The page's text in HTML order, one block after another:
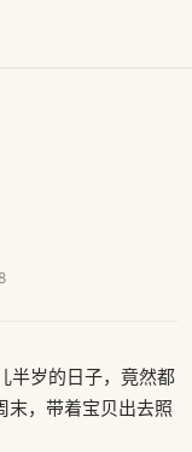
半岁的日子，竟然都
末，带着宝贝出去照